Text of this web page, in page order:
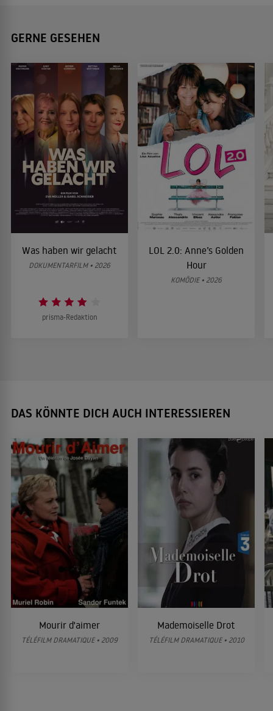
GERNE GESEHEN
Was haben wir gelacht
DOKUMENTARFILM • 2026
prisma-Redaktion
LOL 2.0: Anne’s Golden
Hour
KOMÖDIE • 2026
DAS KÖNNTE DICH AUCH INTERESSIEREN
Mourir d'aimer
TÉLÉFILM DRAMATIQUE • 2009
Mademoiselle Drot
TÉLÉFILM DRAMATIQUE • 2010